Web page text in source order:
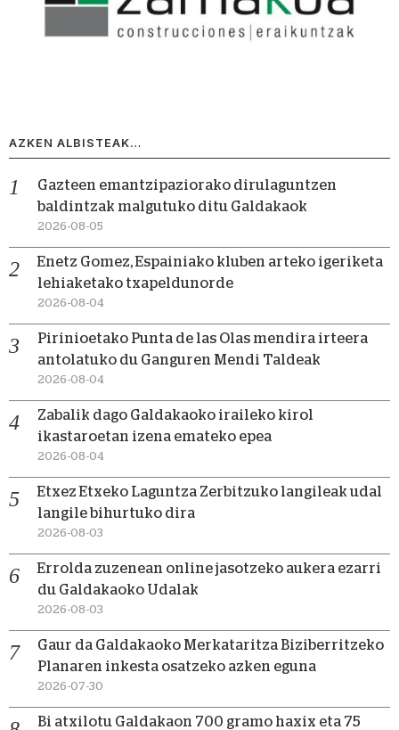
AZKEN ALBISTEAK…
Gazteen emantzipaziorako dirulaguntzen
baldintzak malgutuko ditu Galdakaok
2026-08-05
Enetz Gomez, Espainiako kluben arteko igeriketa
lehiaketako txapeldunorde
2026-08-04
Pirinioetako Punta de las Olas mendira irteera
antolatuko du Ganguren Mendi Taldeak
2026-08-04
Zabalik dago Galdakaoko iraileko kirol
ikastaroetan izena emateko epea
2026-08-04
Etxez Etxeko Laguntza Zerbitzuko langileak udal
langile bihurtuko dira
2026-08-03
Errolda zuzenean online jasotzeko aukera ezarri
du Galdakaoko Udalak
2026-08-03
Gaur da Galdakaoko Merkataritza Biziberritzeko
Planaren inkesta osatzeko azken eguna
2026-07-30
Bi atxilotu Galdakaon 700 gramo haxix eta 75